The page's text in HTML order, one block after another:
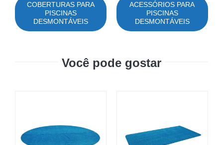
COBERTURAS PARA
PISCINAS
DESMONTÁVEIS
ACESSÓRIOS PARA
PISCINAS
DESMONTÁVEIS
Você pode gostar